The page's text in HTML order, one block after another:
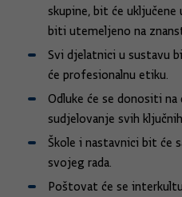
skupine, bit će
biti utemeljeno na
Svi djelatnici u sustavu
će profesionalnu etiku.
Odluke će se donositi
sudjelovanje svih
Škole i nastavnici bit će
svojeg rada.
Poštovat će se